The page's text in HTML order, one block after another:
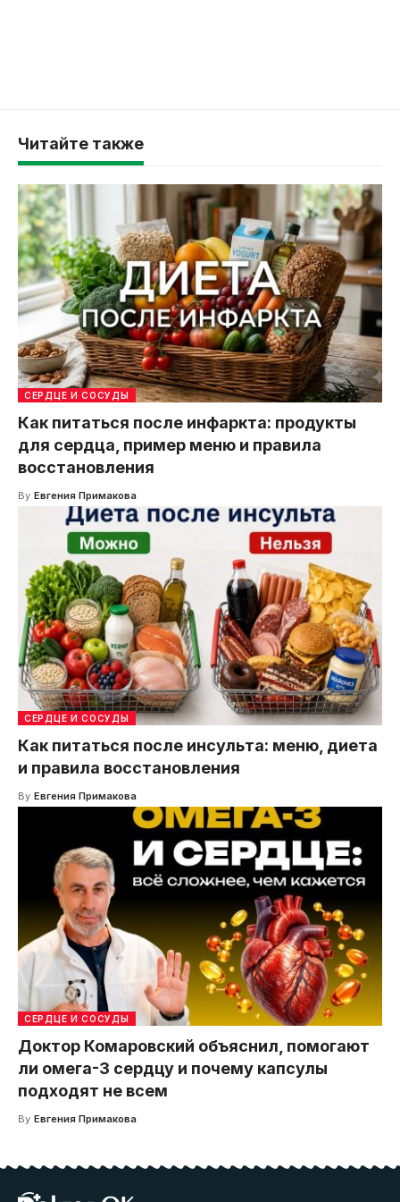
Читайте также
СЕРДЦЕ И СОСУДЫ
Как питаться после инфаркта: продукты
для сердца, пример меню и правила
восстановления
By Евгения Примакова
СЕРДЦЕ И СОСУДЫ
Как питаться после инсульта: меню, диета
и правила восстановления
By Евгения Примакова
СЕРДЦЕ И СОСУДЫ
Доктор Комаровский объяснил, помогают
ли омега-3 сердцу и почему капсулы
подходят не всем
By Евгения Примакова